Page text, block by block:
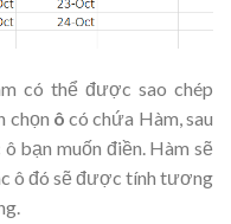
có thể được sao chép
chọn ô có chứa Hàm, sau
bạn muốn điền. Hàm sẽ
ô đó sẽ được tính tương